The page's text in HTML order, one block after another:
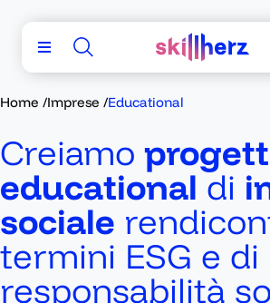
Home /Imprese /Educational
Creiamo
educational di
sociale
termini ESG e di
responsabilità